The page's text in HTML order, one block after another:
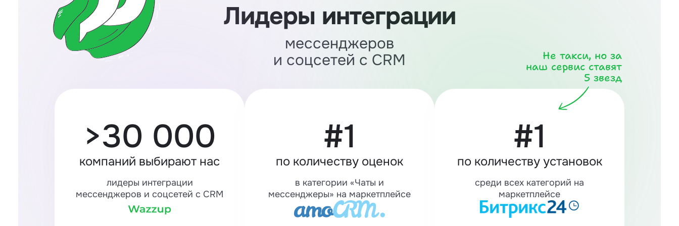
Лидеры интеграции
мессенджеров
и соцсетей с CRM
>30 000
компаний выбирают нас
лидеры интеграции
мессенджеров и соцсетей с CRM
#1
по количеству оценок
в категории «Чаты и
мессенджеры» на маркетплейсе
#1
по количеству установок
среди всех категорий на
маркетплейсе
Не такси, но за
наш сервис ставят
5 звезд